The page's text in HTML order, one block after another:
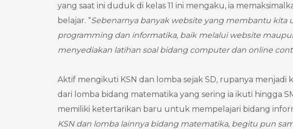
yang saat ini duduk di kelas 11 ini mengaku, ia
belajar. “Sebenarnya banyak website yang membantu kita
programming dan informatika, baik melalui website
menyediakan latihan soal bidang computer dan online
Aktif mengikuti KSN dan lomba sejak SD, rupanya menjadi
dari lomba bidang matematika yang sering ia ikuti hingga
memiliki ketertarikan baru untuk mempelajari bidang
KSN dan lomba lainnya bidang matematika, begitu pun